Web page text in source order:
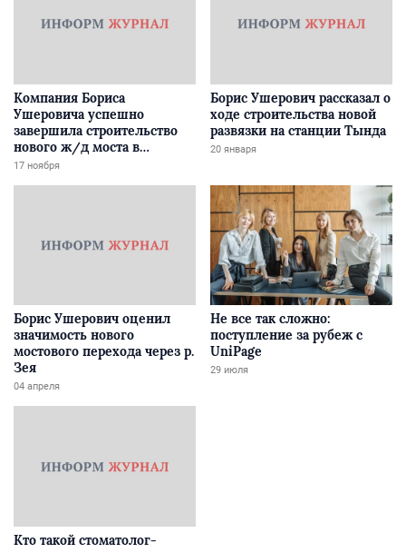
Компания Бориса
Ушеровича успешно
завершила строительство
нового ж/д моста в
Забайкалье
17 ноября
Борис Ушерович рассказал о
ходе строительства новой
развязки на станции Тында
20 января
Борис Ушерович оценил
значимость нового
мостового перехода через р.
Зея
04 апреля
Не все так сложно:
поступление за рубеж с
UniPage
29 июля
Кто такой стоматолог-